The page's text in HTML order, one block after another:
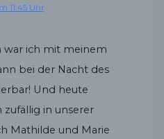
11:45 Uhr
war ich mit meinem
bei der Nacht des
Und heute
in unserer
Mathilde und Marie